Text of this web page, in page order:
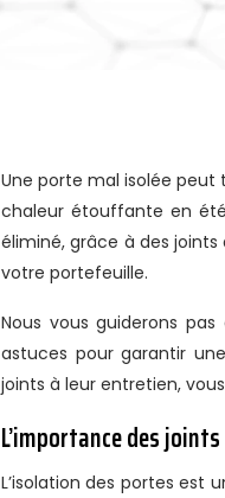
Une porte mal isolée peut transformer votre maison en passoire énergétique. Les courants d’air froid en hiver, la
chaleur étouffante en
éliminé, grâce à des
votre portefeuille.
Nous vous guiderons
astuces pour garantir
joints à leur entretien,
L’importance des
L’isolation des portes